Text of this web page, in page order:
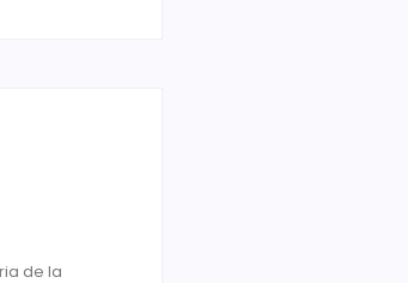
de la